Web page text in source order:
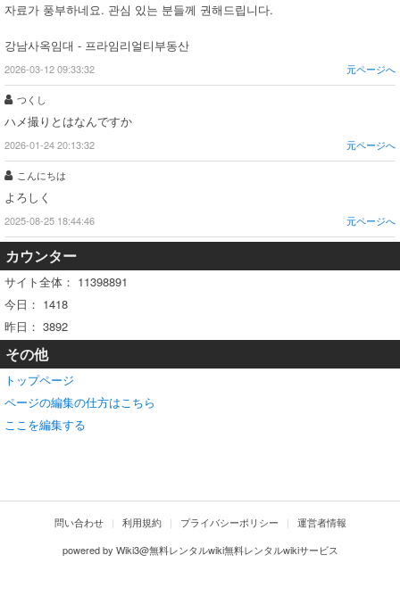
자료가 풍부하네요. 관심 있는 분들께 권해드립니다.
강남사옥임대 - 프라임리얼티부동산
2026-03-12 09:33:32 元ページへ
つくし
ハメ撮りとはなんですか
2026-01-24 20:13:32 元ページへ
こんにちは
よろしく
2025-08-25 18:44:46 元ページへ
カウンター
サイト全体： 11398891
今日： 1418
昨日： 3892
その他
トップページ
ページの編集の仕方はこちら
ここを編集する
問い合わせ 利用規約 プライバシーポリシー
運営者情報
powered by Wiki3@無料レンタルwiki無料レンタルwikiサービス